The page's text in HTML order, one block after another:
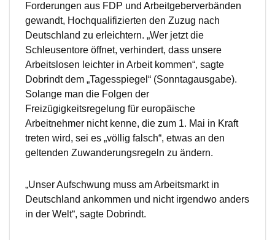
Forderungen aus FDP und Arbeitgeberverbänden
gewandt, Hochqualifizierten den Zuzug nach
Deutschland zu erleichtern. „Wer jetzt die
Schleusentore öffnet, verhindert, dass unsere
Arbeitslosen leichter in Arbeit kommen“, sagte
Dobrindt dem „Tagesspiegel“ (Sonntagausgabe).
Solange man die Folgen der
Freizügigkeitsregelung für europäische
Arbeitnehmer nicht kenne, die zum 1. Mai in Kraft
treten wird, sei es „völlig falsch“, etwas an den
geltenden Zuwanderungsregeln zu ändern.
„Unser Aufschwung muss am Arbeitsmarkt in
Deutschland ankommen und nicht irgendwo anders
in der Welt“, sagte Dobrindt.